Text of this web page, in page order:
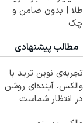
طلا | بدون ضامن و
چک
مطالب پیشنهادی
تجربه‌ی نوین ترید با
والکس، آینده‌ای روشن
در انتظار شماست